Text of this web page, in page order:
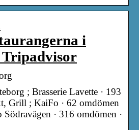
i
Tripadvisor
; Brasserie Lavette · 193
Grill ; KaiFo · 62 omdömen
Södravägen · 316 omdömen ·